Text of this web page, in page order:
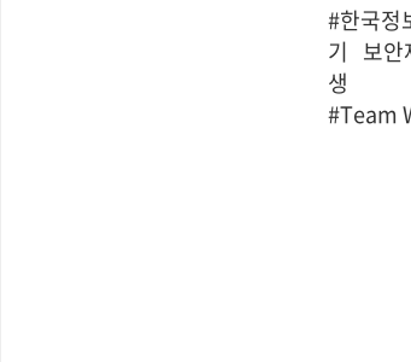
#한국정
기   보
생
#Team